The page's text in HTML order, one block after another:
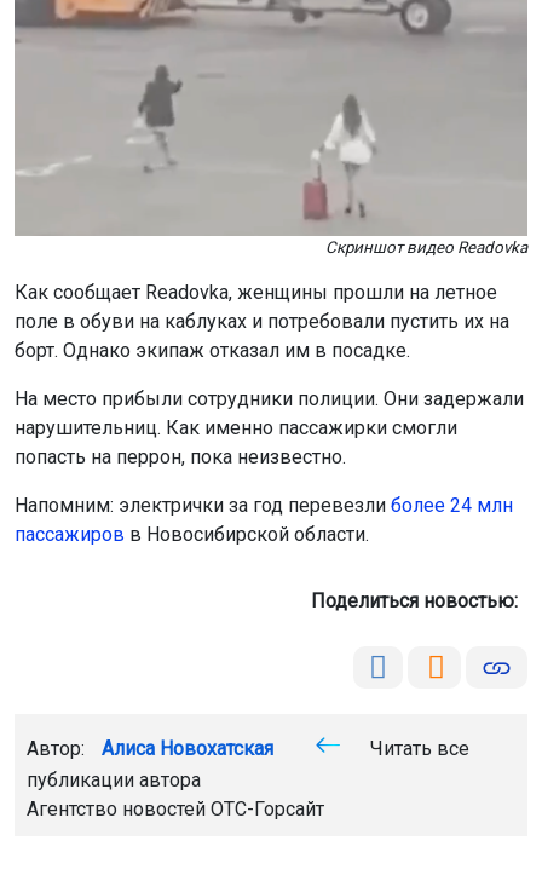
Скриншот видео Readovka
Как сообщает Readovka, женщины прошли на летное
поле в обуви на каблуках и потребовали пустить их на
борт. Однако экипаж отказал им в посадке.
На место прибыли сотрудники полиции. Они задержали
нарушительниц. Как именно пассажирки смогли
попасть на перрон, пока неизвестно.
Напомним: электрички за год перевезли более 24 млн
пассажиров в Новосибирской области.
Поделиться новостью:
Автор: Алиса Новохатская
Читать все
публикации автора
Агентство новостей ОТС-Горсайт